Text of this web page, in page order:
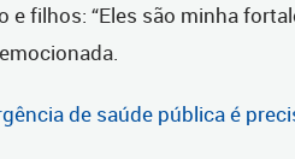
filhos: “Eles são minha
de saúde pública é